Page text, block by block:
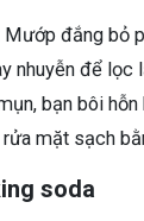
Mướp đắng bỏ
nhuyễn để lọc
bạn bôi
mặt sạch
soda